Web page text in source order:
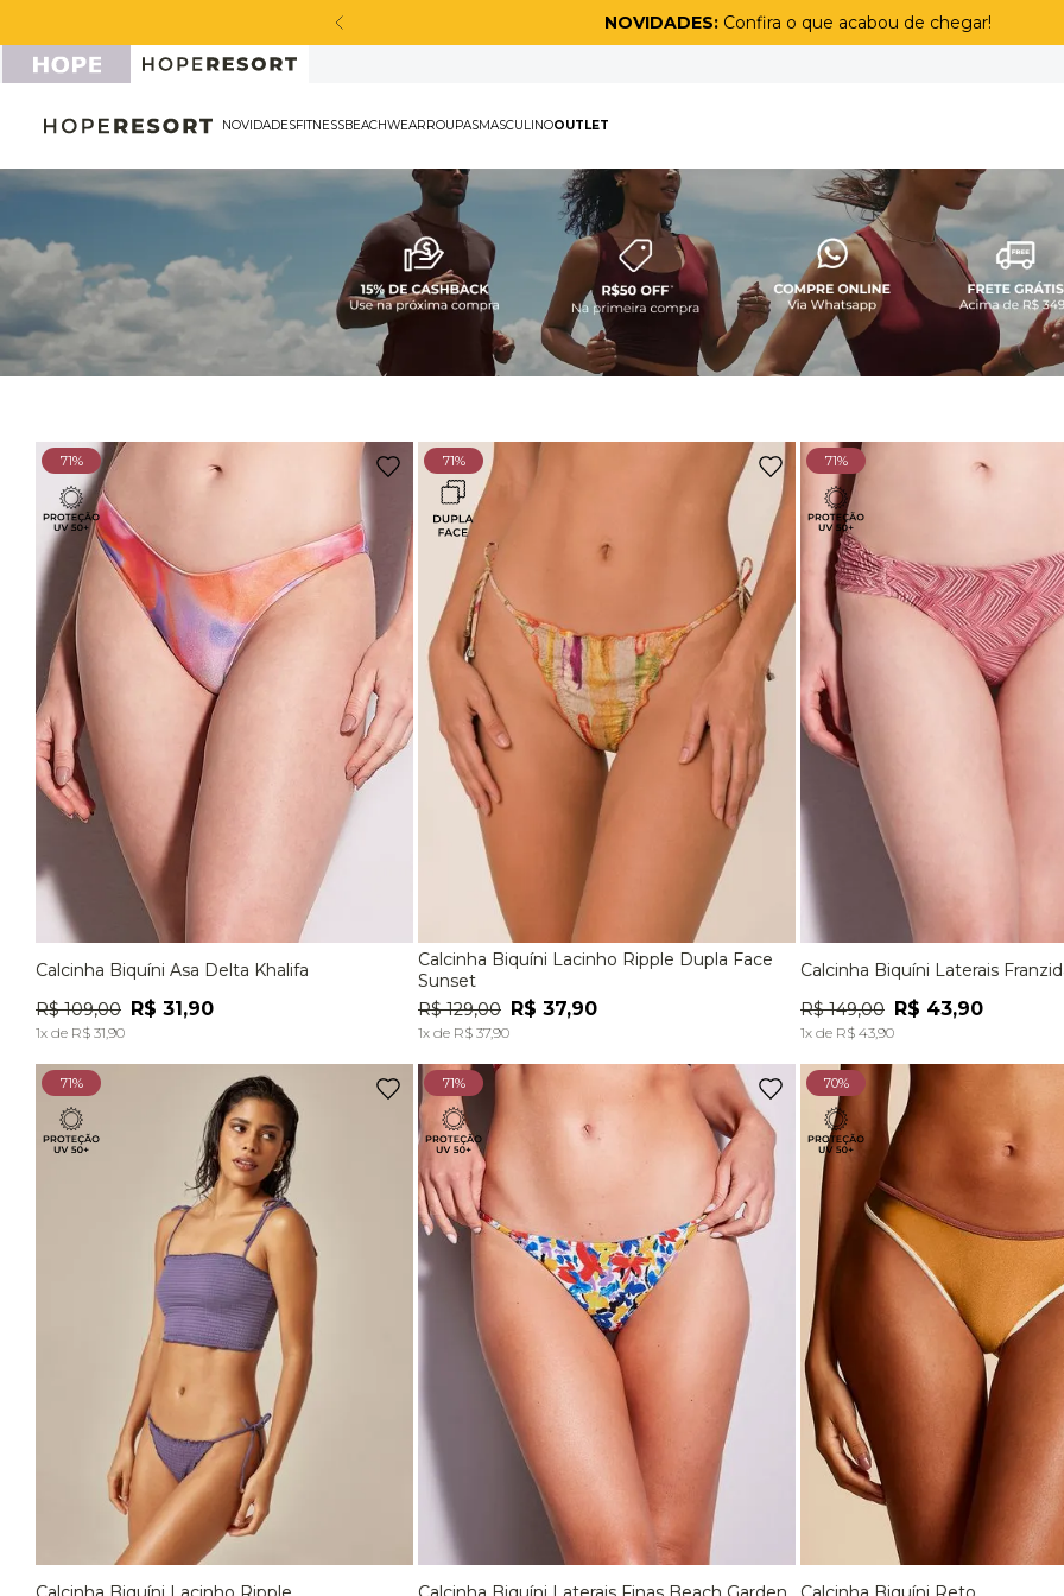
Ganhe 1 kit de meiasna compra de uma peça sport masculina*
71%
M
P
ADICIONAR À SACOLA
Calcinha Biquíni Asa Delta Khalifa
R$ 109,00 R$ 31,90
1x de R$ 31,90
71%
P
ADICIONAR À SACOLA
Calcinha Biquíni Lacinho Ripple Dupla Face
Sunset
R$ 129,00 R$ 37,90
1x de R$ 37,90
71%
G
M
P
ADICIONAR À SACOLA
Calcinha Biquíni Laterais
R$ 149,00 R$ 43,90
1x de R$ 43,90
71% 71% 70%
TERMOS MAIS
1º
biquíni
2º
3º
top
9º
10º macacão